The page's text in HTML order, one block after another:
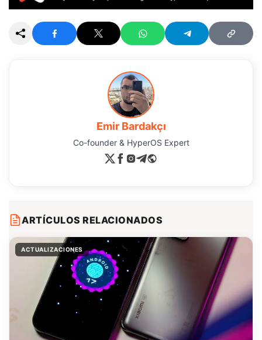
Emir Bardakçı
Co-founder & HyperOS Expert
ARTÍCULOS RELACIONADOS
ACTUALIZACIONES